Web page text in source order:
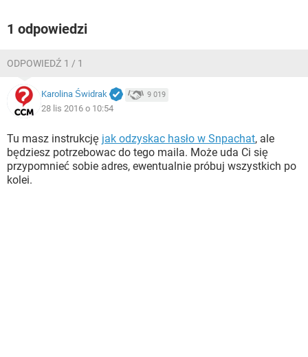
1 odpowiedzi
ODPOWIEDŹ 1 / 1
Karolina Świdrak 9 019
28 lis 2016 o 10:54
Tu masz instrukcję jak odzyskac hasło w Snpachat, ale
będziesz potrzebowac do tego maila. Może uda Ci się
przypomnieć sobie adres, ewentualnie próbuj wszystkich po
kolei.